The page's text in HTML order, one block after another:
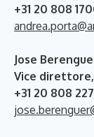
+31 20 808
Jose
Vice
+31 20 808